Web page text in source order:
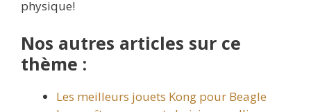
physique!
Nos autres articles sur ce
thème :
Les meilleurs jouets Kong pour Beagle